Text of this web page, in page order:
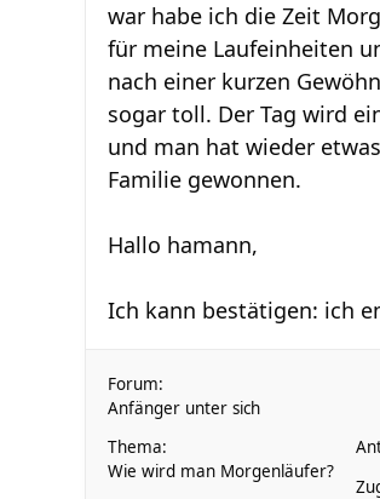
war habe ich die Zeit
für meine Laufeinheiten
nach einer kurzen
sogar toll. Der Tag wird
und man hat wieder
Familie gewonnen.
Hallo hamann,
Ich kann bestätigen: ich
Forum:
Anfänger unter sich
Thema:
Wie wird man Morgenläufer?